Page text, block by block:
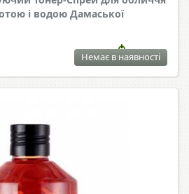
і водою Дамаської
Немає в наявності